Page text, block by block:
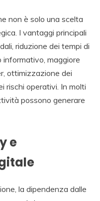
non è solo una scelta
I vantaggi principali
riduzione dei tempi di
maggiore
ottimizzazione dei
rischi operativi. In molti
possono generare
e
la dipendenza dalle